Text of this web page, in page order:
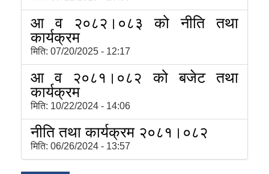
आ व २०८२।०८३ को नीति तथा
कार्यक्रम
मिति: 07/20/2025 - 12:17
आ व २०८१।०८२ को बजेट तथा
कार्यक्रम
मिति: 10/22/2024 - 14:06
नीति तथा कार्यक्रम २०८१।०८२
मिति: 06/26/2024 - 13:57